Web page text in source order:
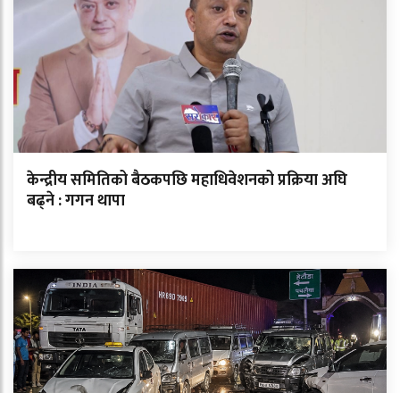
केन्द्रीय समितिको बैठकपछि महाधिवेशनको प्रक्रिया अघि
बढ्ने : गगन थापा